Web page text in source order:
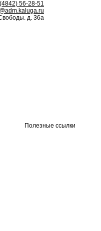
(4842) 56-28-51
д. 36а
Полезные ссылки